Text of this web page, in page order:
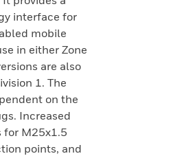
interface for
mobile
in either Zone
are also
1. The
on the
Increased
for M25x1.5
points, and